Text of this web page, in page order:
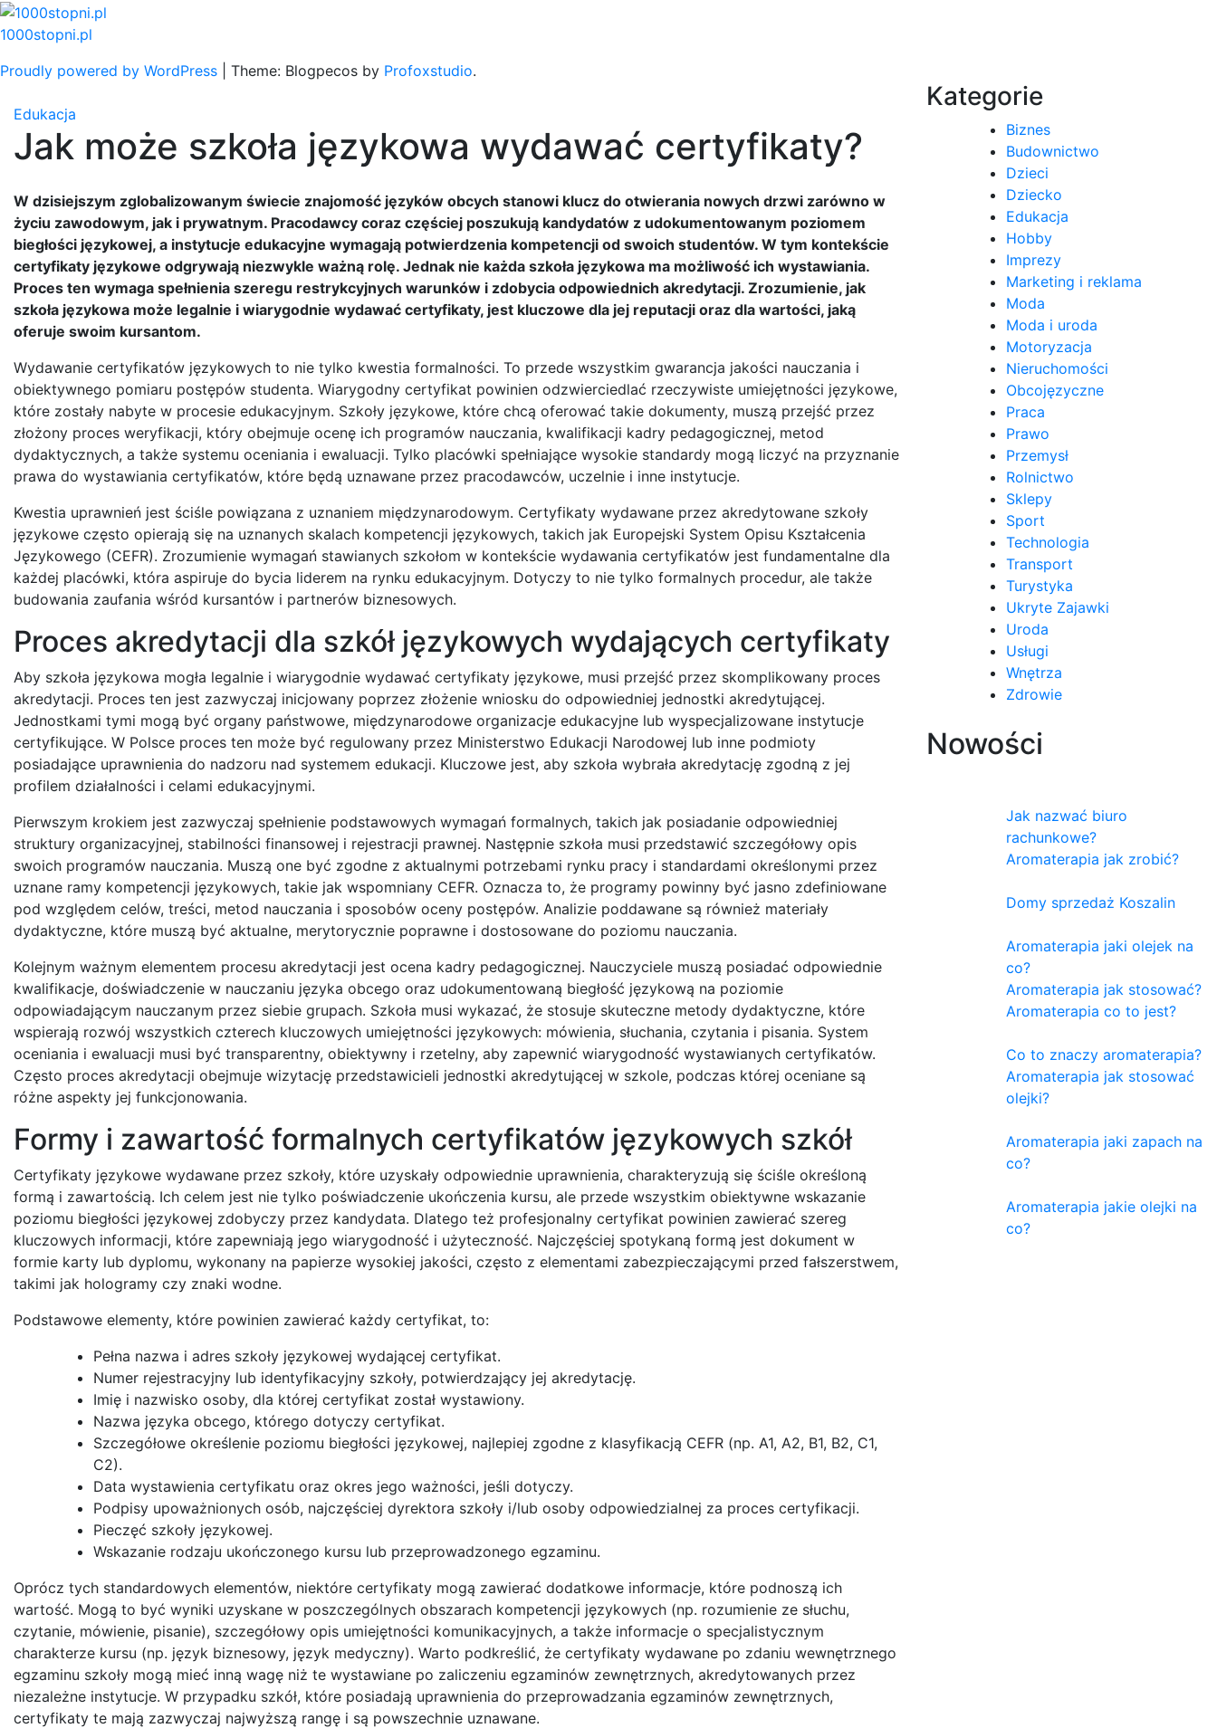
Skip
to
1000stopni.pl
Proudly powered by WordPress
Theme: Blogpecos by Profoxstudio.
Edukacja
Jak może szkoła językowa wydawać certyfikaty?
W dzisiejszym zglobalizowanym świecie znajomość języków obcych stanowi klucz do otwierania nowych drzwi zarówno w
życiu zawodowym, jak i prywatnym. Pracodawcy coraz częściej poszukują kandydatów z udokumentowanym poziomem
biegłości językowej, a instytucje edukacyjne wymagają potwierdzenia kompetencji od swoich studentów. W tym kontekście
certyfikaty językowe odgrywają niezwykle ważną rolę. Jednak nie każda szkoła językowa ma możliwość ich wystawiania.
Proces ten wymaga spełnienia szeregu restrykcyjnych warunków i zdobycia odpowiednich akredytacji. Zrozumienie, jak
szkoła językowa może legalnie i wiarygodnie wydawać certyfikaty, jest kluczowe dla jej reputacji oraz dla wartości, jaką
oferuje swoim kursantom.
Wydawanie certyfikatów językowych to nie tylko kwestia formalności. To przede wszystkim gwarancja jakości nauczania i
obiektywnego pomiaru postępów studenta. Wiarygodny certyfikat powinien odzwierciedlać rzeczywiste umiejętności językowe,
które zostały nabyte w procesie edukacyjnym. Szkoły językowe, które chcą oferować takie dokumenty, muszą przejść przez
złożony proces weryfikacji, który obejmuje ocenę ich programów nauczania, kwalifikacji kadry pedagogicznej, metod
dydaktycznych, a także systemu oceniania i ewaluacji. Tylko placówki spełniające wysokie standardy mogą liczyć na przyznanie
prawa do wystawiania certyfikatów, które będą uznawane przez pracodawców, uczelnie i inne instytucje.
Kwestia uprawnień jest ściśle powiązana z uznaniem międzynarodowym. Certyfikaty wydawane przez akredytowane szkoły
językowe często opierają się na uznanych skalach kompetencji językowych, takich jak Europejski System Opisu Kształcenia
Językowego (CEFR). Zrozumienie wymagań stawianych szkołom w kontekście wydawania certyfikatów jest fundamentalne dla
każdej placówki, która aspiruje do bycia liderem na rynku edukacyjnym. Dotyczy to nie tylko formalnych procedur, ale także
budowania zaufania wśród kursantów i partnerów biznesowych.
Proces akredytacji dla szkół językowych wydających certyfikaty
Aby szkoła językowa mogła legalnie i wiarygodnie wydawać certyfikaty językowe, musi przejść przez skomplikowany proces
akredytacji. Proces ten jest zazwyczaj inicjowany poprzez złożenie wniosku do odpowiedniej jednostki akredytującej.
Jednostkami tymi mogą być organy państwowe, międzynarodowe organizacje edukacyjne lub wyspecjalizowane instytucje
certyfikujące. W Polsce proces ten może być regulowany przez Ministerstwo Edukacji Narodowej lub inne podmioty
posiadające uprawnienia do nadzoru nad systemem edukacji. Kluczowe jest, aby szkoła wybrała akredytację zgodną z jej
profilem działalności i celami edukacyjnymi.
Pierwszym krokiem jest zazwyczaj spełnienie podstawowych wymagań formalnych, takich jak posiadanie odpowiedniej
struktury organizacyjnej, stabilności finansowej i rejestracji prawnej. Następnie szkoła musi przedstawić szczegółowy opis
swoich programów nauczania. Muszą one być zgodne z aktualnymi potrzebami rynku pracy i standardami określonymi przez
uznane ramy kompetencji językowych, takie jak wspomniany CEFR. Oznacza to, że programy powinny być jasno zdefiniowane
pod względem celów, treści, metod nauczania i sposobów oceny postępów. Analizie poddawane są również materiały
dydaktyczne, które muszą być aktualne, merytorycznie poprawne i dostosowane do poziomu nauczania.
Kolejnym ważnym elementem procesu akredytacji jest ocena kadry pedagogicznej. Nauczyciele muszą posiadać odpowiednie
kwalifikacje, doświadczenie w nauczaniu języka obcego oraz udokumentowaną biegłość językową na poziomie
odpowiadającym nauczanym przez siebie grupach. Szkoła musi wykazać, że stosuje skuteczne metody dydaktyczne, które
wspierają rozwój wszystkich czterech kluczowych umiejętności językowych: mówienia, słuchania, czytania i pisania. System
oceniania i ewaluacji musi być transparentny, obiektywny i rzetelny, aby zapewnić wiarygodność wystawianych certyfikatów.
Często proces akredytacji obejmuje wizytację przedstawicieli jednostki akredytującej w szkole, podczas której oceniane są
różne aspekty jej funkcjonowania.
Formy i zawartość formalnych certyfikatów językowych szkół
Certyfikaty językowe wydawane przez szkoły, które uzyskały odpowiednie uprawnienia, charakteryzują się ściśle określoną
formą i zawartością. Ich celem jest nie tylko poświadczenie ukończenia kursu, ale przede wszystkim obiektywne wskazanie
poziomu biegłości językowej zdobyczy przez kandydata. Dlatego też profesjonalny certyfikat powinien zawierać szereg
kluczowych informacji, które zapewniają jego wiarygodność i użyteczność. Najczęściej spotykaną formą jest dokument w
formie karty lub dyplomu, wykonany na papierze wysokiej jakości, często z elementami zabezpieczającymi przed fałszerstwem,
takimi jak hologramy czy znaki wodne.
Podstawowe elementy, które powinien zawierać każdy certyfikat, to:
Pełna nazwa i adres szkoły językowej wydającej certyfikat.
Numer rejestracyjny lub identyfikacyjny szkoły, potwierdzający jej akredytację.
Imię i nazwisko osoby, dla której certyfikat został wystawiony.
Nazwa języka obcego, którego dotyczy certyfikat.
Szczegółowe określenie poziomu biegłości językowej, najlepiej zgodne z klasyfikacją CEFR (np. A1, A2, B1, B2, C1,
C2).
Data wystawienia certyfikatu oraz okres jego ważności, jeśli dotyczy.
Podpisy upoważnionych osób, najczęściej dyrektora szkoły i/lub osoby odpowiedzialnej za proces certyfikacji.
Pieczęć szkoły językowej.
Wskazanie rodzaju ukończonego kursu lub przeprowadzonego egzaminu.
Oprócz tych standardowych elementów, niektóre certyfikaty mogą zawierać dodatkowe informacje, które podnoszą ich
wartość. Mogą to być wyniki uzyskane w poszczególnych obszarach kompetencji językowych (np. rozumienie ze słuchu,
czytanie, mówienie, pisanie), szczegółowy opis umiejętności komunikacyjnych, a także informacje o specjalistycznym
charakterze kursu (np. język biznesowy, język medyczny). Warto podkreślić, że certyfikaty wydawane po zdaniu wewnętrznego
egzaminu szkoły mogą mieć inną wagę niż te wystawiane po zaliczeniu egzaminów zewnętrznych, akredytowanych przez
niezależne instytucje. W przypadku szkół, które posiadają uprawnienia do przeprowadzania egzaminów zewnętrznych,
certyfikaty te mają zazwyczaj najwyższą rangę i są powszechnie uznawane.
Kategorie
Biznes
Budownictwo
Dzieci
Dziecko
Edukacja
Hobby
Imprezy
Marketing i reklama
Moda
Moda i uroda
Motoryzacja
Nieruchomości
Obcojęzyczne
Praca
Prawo
Przemysł
Rolnictwo
Sklepy
Sport
Technologia
Transport
Turystyka
Ukryte Zajawki
Uroda
Usługi
Wnętrza
Zdrowie
Nowości
Jak nazwać biuro
rachunkowe?
Aromaterapia jak zrobić?
Domy sprzedaż Koszalin
Aromaterapia jaki olejek na
co?
Aromaterapia jak stosować?
Aromaterapia co to jest?
Co to znaczy aromaterapia?
Aromaterapia jak stosować
olejki?
Aromaterapia jaki zapach na
co?
Aromaterapia jakie olejki na
co?